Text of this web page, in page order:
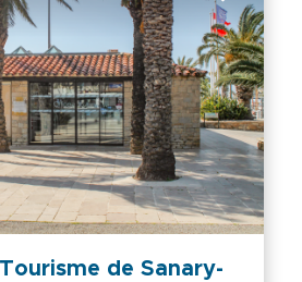
de Sanary-